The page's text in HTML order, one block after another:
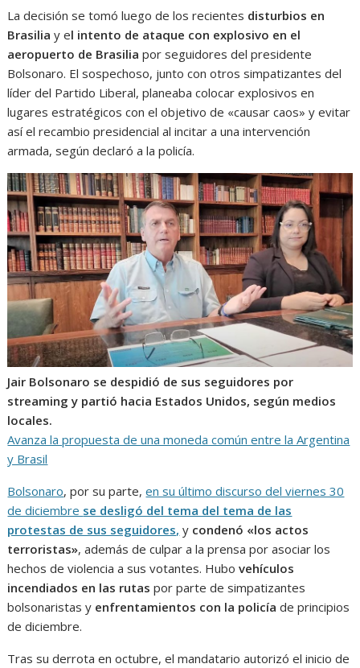
La decisión se tomó luego de los recientes disturbios en
Brasiliay el intento de ataque con explosivo en el
aeropuerto de Brasiliapor seguidores del presidente
Bolsonaro. El sospechoso, junto con otros simpatizantes del
líder del Partido Liberal, planeaba colocar explosivos en
lugares estratégicos con el objetivo de «causar caos» y evitar
así el recambio presidencial al incitar a una intervención
armada, según declaró a la policía.
Jair Bolsonaro se despidió de sus seguidores por
streaming y partió hacia Estados Unidos, según medios
locales.
Avanza la propuesta de una moneda común entre la Argentina
y Brasil
Bolsonaro, por su parte,en su último discurso del viernes 30
de diciembre se desligó del tema del tema de las
protestas de sus seguidores, y condenó «los actos
terroristas», además de culpar a la prensa por asociar los
hechos de violencia a sus votantes. Hubovehículos
incendiados en las rutas por parte de simpatizantes
bolsonaristas y enfrentamientos con la policíade principios
de diciembre.
Tras su derrota en octubre, el mandatario autorizó el inicio de